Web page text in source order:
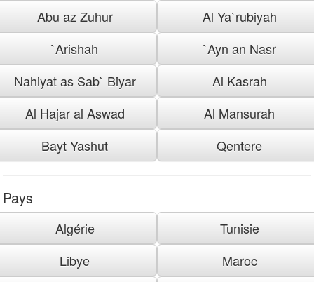
Abu az Zuhur
Al Ya`rubiyah
`Arishah
`Ayn an Nasr
Nahiyat as Sab` Biyar
Al Kasrah
Al Hajar al Aswad
Al Mansurah
Bayt Yashut
Qentere
Pays
Algérie
Tunisie
Libye
Maroc